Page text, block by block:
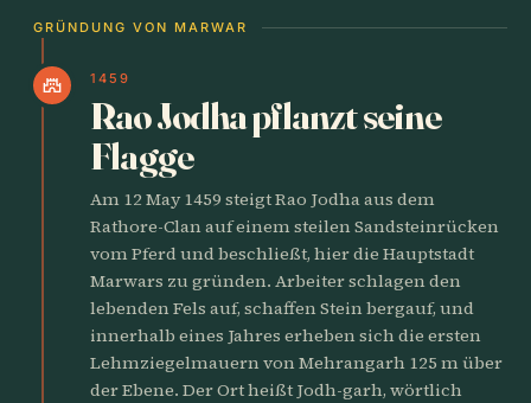
GRÜNDUNG VON MARWAR
castle 1459
Rao Jodha pflanzt seine
Flagge
Am 12 May 1459 steigt Rao Jodha aus dem
Rathore-Clan auf einem steilen Sandsteinrücken
vom Pferd und beschließt, hier die Hauptstadt
Marwars zu gründen. Arbeiter schlagen den
lebenden Fels auf, schaffen Stein bergauf, und
innerhalb eines Jahres erheben sich die ersten
Lehmziegelmauern von Mehrangarh 125 m über
der Ebene. Der Ort heißt Jodh-garh, wörtlich